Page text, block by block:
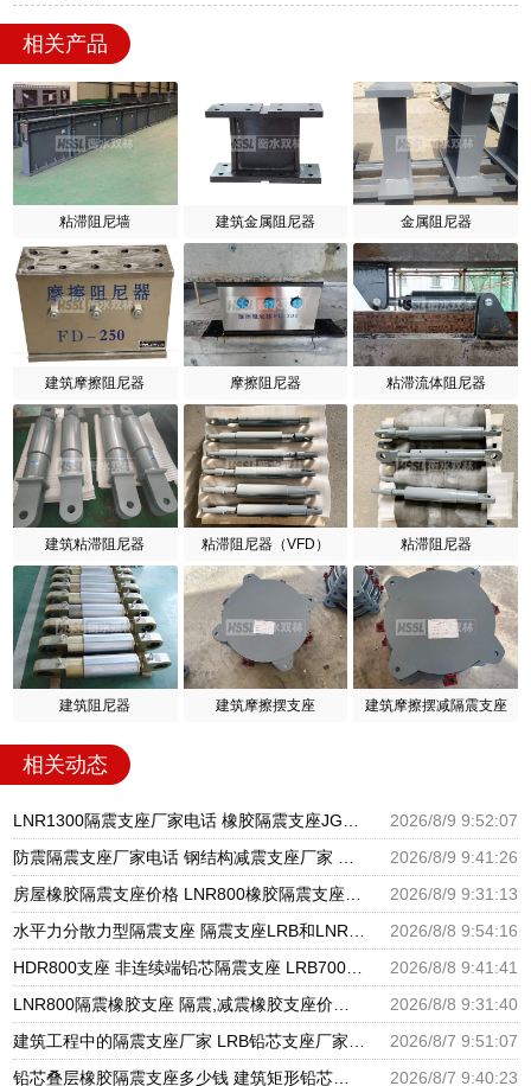
相关产品
粘滞阻尼墙 建筑金属阻尼器 金属阻尼器
建筑摩擦阻尼器 摩擦阻尼器 粘滞流体阻尼器
建筑粘滞阻尼器 粘滞阻尼器（VFD） 粘滞阻尼器
建筑阻尼器 建筑摩擦摆支座 建筑摩擦摆减隔震支座
相关动态
2026/8/9 9:52:07
2026/8/9 9:41:26
2026/8/9 9:31:13
2026/8/8 9:54:16
2026/8/8 9:41:41
2026/8/8 9:31:40
2026/8/7 9:51:07
2026/8/7 9:40:23